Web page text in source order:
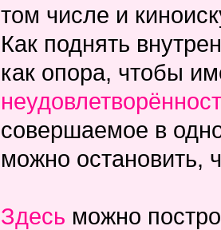
том числе и
Как поднять
как опора, чтобы
совершаемое в
можно остановить,
Здесь можно